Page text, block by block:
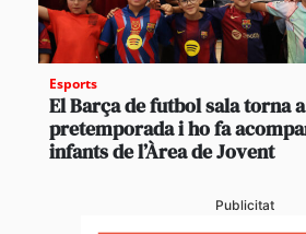
Esports
El Barça de futbol sala torna
pretemporada i ho fa
infants de l’Àrea de Jovent
Publicitat